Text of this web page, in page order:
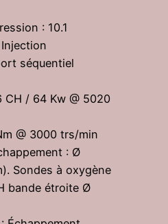
: 10.1
séquentiel
CH / 64 Kw @ 5020
@ 3000 trs/min
: Ø
Sondes à oxygène
bande étroite Ø